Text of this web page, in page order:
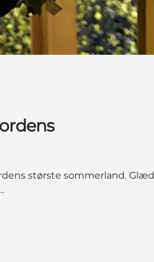
største sommerland.
største sommerland"
største sommerland on_map